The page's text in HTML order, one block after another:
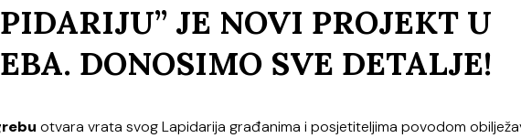
JE NOVI PROJEKT U
DONOSIMO SVE DETALJE!
otvara vrata svog Lapidarija građanima i posjetiteljima povodom